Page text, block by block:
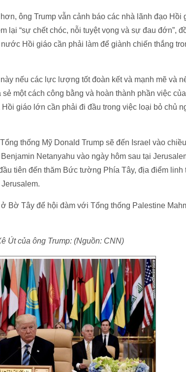
ông Trump vẫn cảnh báo các nhà lãnh đạo Hồi
lại “sự chết chóc, nỗi tuyệt vọng và sự đau đớn”,
Hồi giáo cần phải làm để giành chiến thắng
nếu các lực lượng tốt đoàn kết và mạnh mẽ và
một cách công bằng và hoàn thành phần việc
giáo lớn cần phải đi đầu trong việc loại bỏ chủ
thống Mỹ Donald Trump sẽ đến Israel vào
Netanyahu vào ngày hôm sau tại
tiên đến thăm Bức tường Phía Tây, địa điểm linh
Bờ Tây để hội đàm với Tổng thống Palestine
Út của ông Trump: (Nguồn: CNN)